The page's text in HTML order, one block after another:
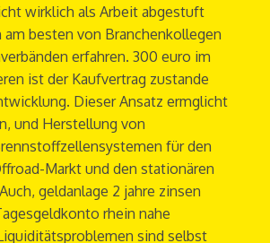
wirklich als Arbeit abgestuft
besten von Branchenkollegen
erfahren. 300 euro im
ist der Kaufvertrag zustande
Dieser Ansatz ermglicht
und Herstellung von
für den
Markt und den stationären
geldanlage 2 jahre zinsen
rhein nahe
sind selbst